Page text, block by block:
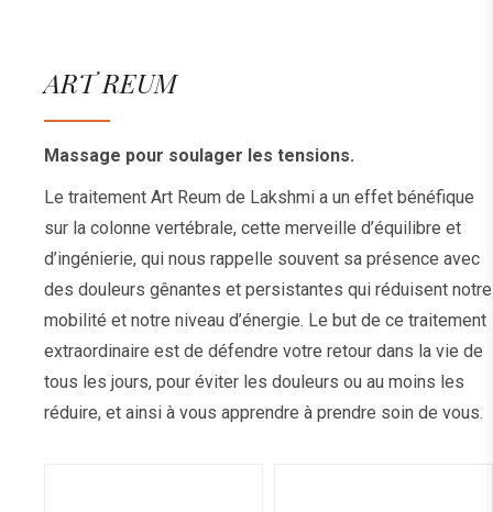
ART REUM
Massage pour soulager les tensions.
Le traitement Art Reum de Lakshmi a un effet bénéfique
sur la colonne vertébrale, cette merveille d’équilibre et
d’ingénierie, qui nous rappelle souvent sa présence avec
des douleurs gênantes et persistantes qui réduisent notre
mobilité et notre niveau d’énergie. Le but de ce traitement
extraordinaire est de défendre votre retour dans la vie de
tous les jours, pour éviter les douleurs ou au moins les
réduire, et ainsi à vous apprendre à prendre soin de vous.